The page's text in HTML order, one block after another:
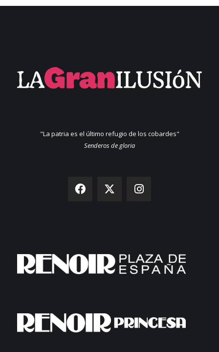
"La patria es el último refugio de los cobardes"
Senderos de gloria